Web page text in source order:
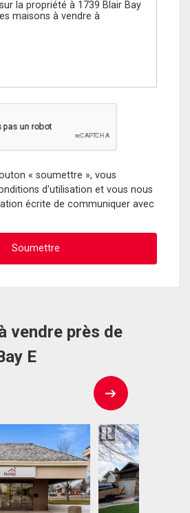
« soumettre », vous
d'utilisation et vous nous
écrite de communiquer avec
vendre près de
E